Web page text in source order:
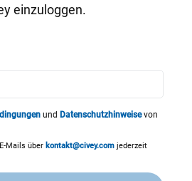
einzuloggen.
und Datenschutzhinweisevon
Mails über kontakt@civey.com jederzeit